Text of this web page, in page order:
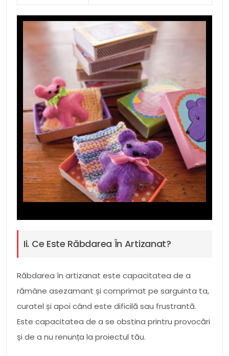
Ii. Ce Este Răbdarea În Artizanat?
Răbdarea în artizanat este capacitatea de a
rămâne asezamant și comprimat pe sarguinta ta,
curatel și apoi când este dificilă sau frustrantă.
Este capacitatea de a se obstina printru provocări
și de a nu renunța la proiectul tău.